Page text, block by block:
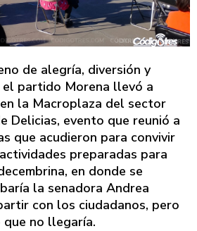
de alegría, diversión y
el partido Morena llevó a
la Macroplaza del sector
Delicias, evento que reunió a
que acudieron para convivir
preparadas para
en donde se
la senadora Andrea
con los ciudadanos, pero
no llegaría.